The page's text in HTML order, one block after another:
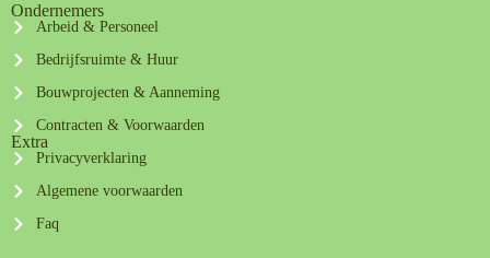
Ondernemers
Arbeid & Personeel
Bedrijfsruimte & Huur
Bouwprojecten & Aanneming
Contracten & Voorwaarden
Extra
Privacyverklaring
Algemene voorwaarden
Faq